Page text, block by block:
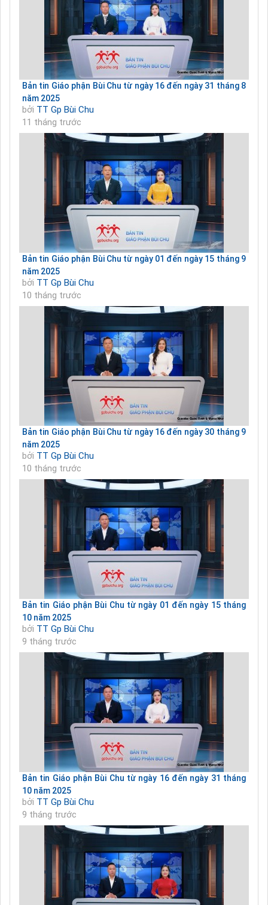
Bản tin Giáo phận Bùi Chu từ ngày 16 đến ngày 31 tháng 8
năm 2025
bởi TT Gp Bùi Chu
11 tháng trước
Bản tin Giáo phận Bùi Chu từ ngày 01 đến ngày 15 tháng 9
năm 2025
bởi TT Gp Bùi Chu
10 tháng trước
Bản tin Giáo phận Bùi Chu từ ngày 16 đến ngày 30 tháng 9
năm 2025
bởi TT Gp Bùi Chu
10 tháng trước
Bản tin Giáo phận Bùi Chu từ ngày 01 đến ngày 15 tháng
10 năm 2025
bởi TT Gp Bùi Chu
9 tháng trước
Bản tin Giáo phận Bùi Chu từ ngày 16 đến ngày 31 tháng
10 năm 2025
bởi TT Gp Bùi Chu
9 tháng trước